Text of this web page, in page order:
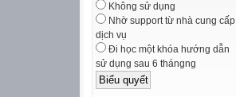
Không sử dụng
Nhờ support từ nhà cung cấp
dịch vụ
Đi học một khóa hướng dẫn
sử dụng sau 6 thángng